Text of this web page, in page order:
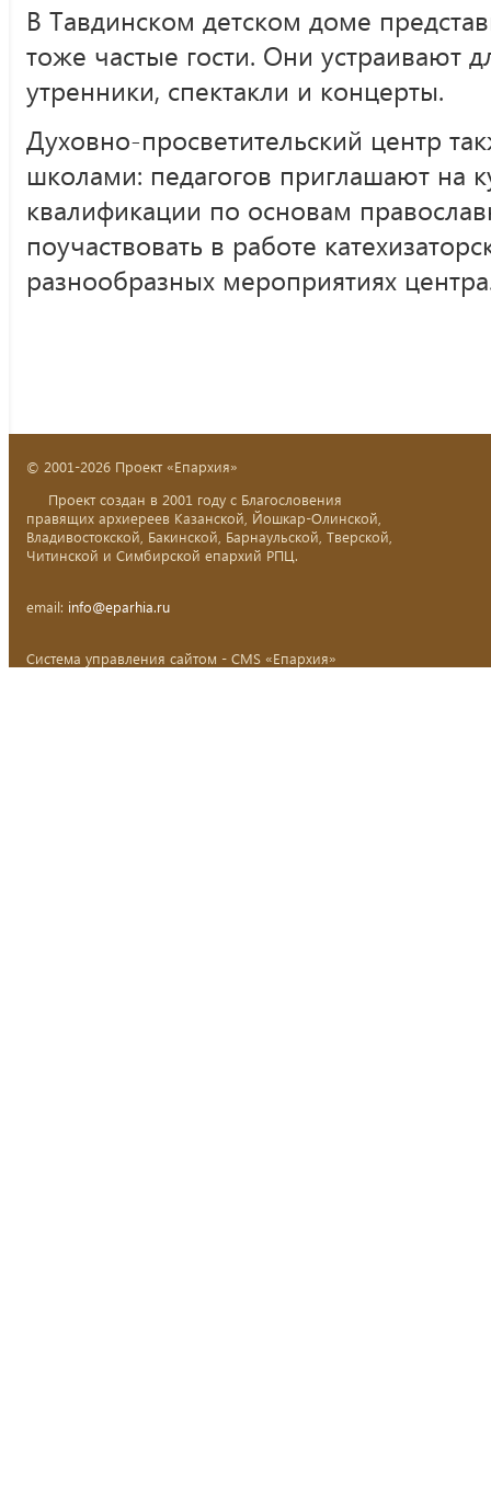
В Тавдинском детском доме
тоже частые гости. Они устраивают
утренники, спектакли и концерты.
Духовно-просветительский центр
школами: педагогов приглашают на
квалификации по основам
поучаствовать в работе
разнообразных мероприятиях
© 2001-2026 Проект «Епархия»
Проект создан в 2001 году с Благословения
правящих архиереев Казанской, Йошкар-Олинской,
Владивостокской, Бакинской, Барнаульской, Тверской,
Читинской и Симбирской епархий РПЦ.
email: info@eparhia.ru
Система управления сайтом - CMS «Епархия»